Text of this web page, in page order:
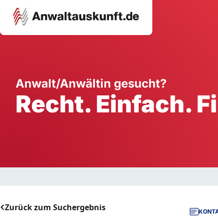
Ausbildung
Handwerk
Dienstleistung
Anwalt/Anwältin gesucht?
Recht. Einfach.
Zurück zum Suchergebnis